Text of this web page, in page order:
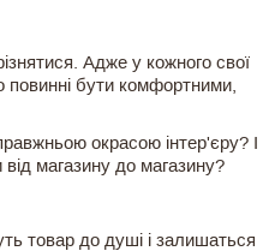
Адже у кожного свої
бути комфортними,
окрасою інтер'єру? І
магазину до магазину?
товар до душі і залишаться